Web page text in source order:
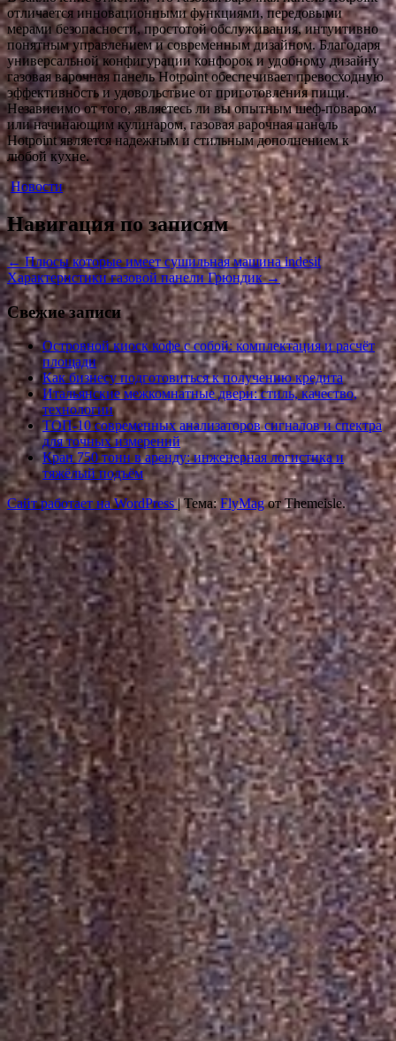
отличается инновационными функциями, передовыми
мерами безопасности, простотой обслуживания, интуитивно
понятным управлением и современным дизайном. Благодаря
универсальной конфигурации конфорок и удобному дизайну
газовая варочная панель Hotpoint обеспечивает превосходную
эффективность и удовольствие от приготовления пищи.
Независимо от того, являетесь ли вы опытным шеф-поваром
или начинающим кулинаром, газовая варочная панель
Hotpoint является надежным и стильным дополнением к
любой кухне.
Новости
Навигация по записям
←Плюсы которые имеет сушильная машина indesit
Характеристики газовой панели Грюндик→
Свежие записи
Островной киоск кофе с собой: комплектация и расчёт
площади
Как бизнесу подготовиться к получению кредита
Итальянские межкомнатные двери: стиль, качество,
технологии
ТОП-10 современных анализаторов сигналов и спектра
для точных измерений
Кран 750 тонн в аренду: инженерная логистика и
тяжёлый подъём
Сайт работает на WordPress|Тема:FlyMagот Themeisle.